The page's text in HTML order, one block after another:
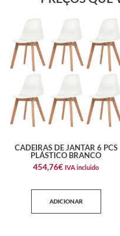
CADEIRAS DE JANTAR 6 PCS
PLÁSTICO BRANCO
454,76€ IVA incluido
ADICIONAR